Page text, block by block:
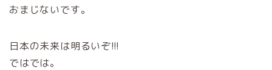
おまじないです。
日本の未来は明るいぞ!!!
ではでは。